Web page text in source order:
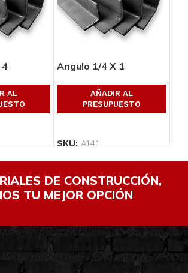
4
AL
Angulo 1/4 X 1
AÑADIR AL
PRESUPUESTO
SKU:A141
DE CONSTRUCCIÓN,
TU MEJOR OPCIÓN